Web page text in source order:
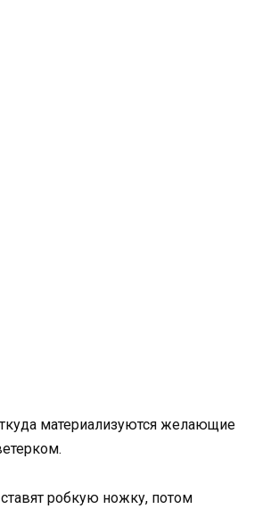
материализуются желающие
робкую ножку, потом